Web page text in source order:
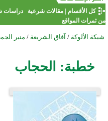
كل الأقسام |مقالات شرعية دراسات
من ثمرات المواقع
شبكة الألوكة / آفاق الشريعة / منبر
خطبة: الحجاب